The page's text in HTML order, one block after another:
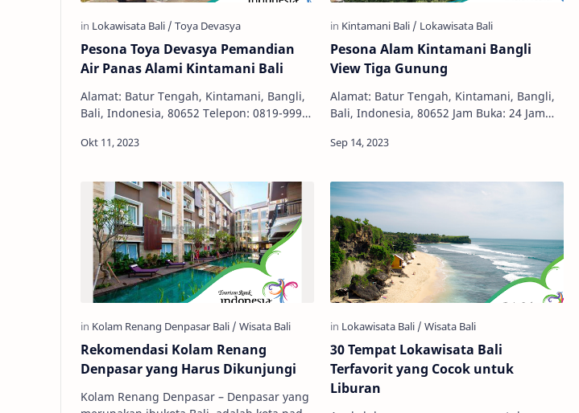
Pesona Toya Devasya Pemandian
Air Panas Alami Kintamani Bali
Alamat: Batur Tengah, Kintamani, Bangli,
Bali, Indonesia, 80652 Telepon: 0819-9994-
Masuk: Rp 100.000 - Rp 130.…
Pesona Alam Kintamani Bangli
View Tiga Gunung
Alamat: Batur Tengah, Kintamani, Bangli,
Bali, Indonesia, 80652 Jam Buka: 24 Jam
50.000,00 Pesona alam pegunung…
Rekomendasi Kolam Renang
Denpasar yang Harus Dikunjungi
Kolam Renang Denpasar – Denpasar yang
30 Tempat Lokawisata Bali
Terfavorit yang Cocok untuk
Liburan